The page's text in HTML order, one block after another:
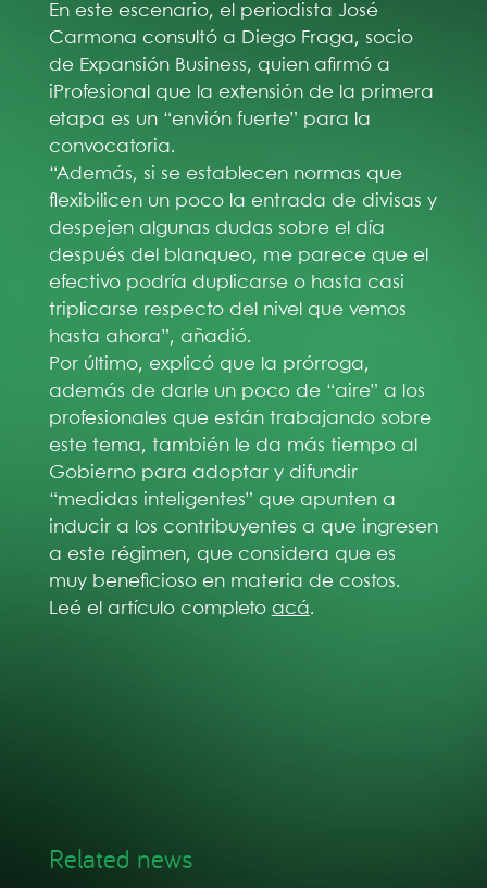
En este escenario, el periodista José
Carmona consultó a Diego Fraga, socio
de Expansión Business, quien afirmó a
iProfesional que la extensión de la primera
etapa es un “envión fuerte” para la
convocatoria.
“Además, si se establecen normas que
flexibilicen un poco la entrada de divisas y
despejen algunas dudas sobre el día
después del blanqueo, me parece que el
efectivo podría duplicarse o hasta casi
triplicarse respecto del nivel que vemos
hasta ahora”, añadió.
Por último, explicó que la prórroga,
además de darle un poco de “aire” a los
profesionales que están trabajando sobre
este tema, también le da más tiempo al
Gobierno para adoptar y difundir
“medidas inteligentes” que apunten a
inducir a los contribuyentes a que ingresen
a este régimen, que considera que es
muy beneficioso en materia de costos.
Leé el artículo completo acá.
Related news